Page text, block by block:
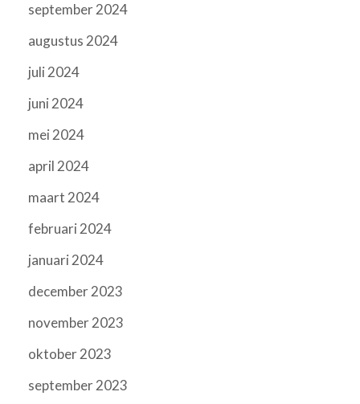
september 2024
augustus 2024
juli 2024
juni 2024
mei 2024
april 2024
maart 2024
februari 2024
januari 2024
december 2023
november 2023
oktober 2023
september 2023